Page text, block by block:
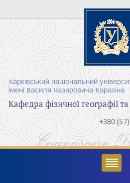
Харківський національний
імені Василя Назаровича Каразіна
Кафедра фізичної географії
+380
Cognoscere